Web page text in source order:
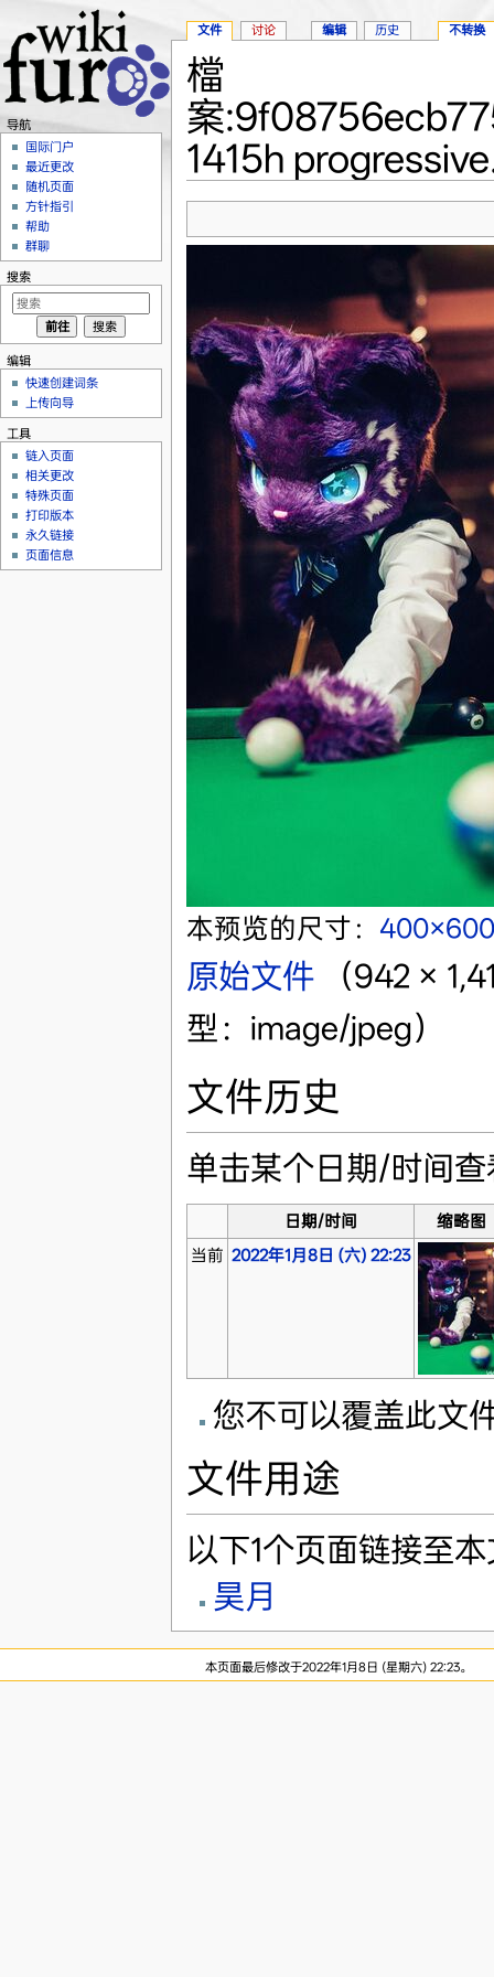
檔
案
1415h
本预览的尺寸：
原始文件‎
（942 ×
型：image/jpeg）
文件历史
单击某个日期/时间
日期/时间
缩略图
当前 2022年1月8日 (六) 22:23
您不可以覆盖此文
文件用途
以下1个页面链接至
昊月
文件 讨论 编辑 历史 不转换
导航
国际门户
最近更改
随机页面
方针指引
帮助
群聊
搜索
编辑
快速创建词条
上传向导
工具
链入页面
相关更改
特殊页面
打印版本
永久链接
页面信息
本页面最后修改于2022年1月8日 (星期六) 22:23。